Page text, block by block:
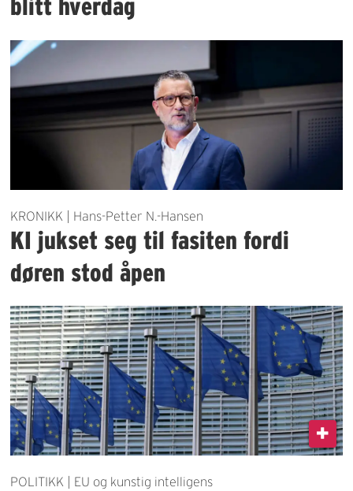
blitt hverdag
KRONIKK | Hans-Petter N.-Hansen
KI jukset seg til fasiten fordi
døren stod åpen
POLITIKK | EU og kunstig intelligens